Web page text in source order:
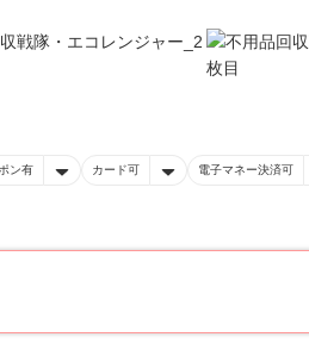
ン有 カード可 電子マネー決済可